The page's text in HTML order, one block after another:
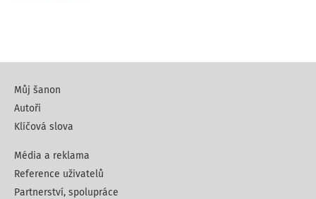
Můj šanon
Autoři
Klíčová slova
Média a reklama
Reference uživatelů
Partnerství, spolupráce